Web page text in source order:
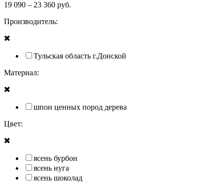
19 090 – 23 360 руб.
Производитель:
Тульская область г.Донской
Материал:
шпон ценных пород дерева
Цвет:
ясень бурбон
ясень нуга
ясень шоколад